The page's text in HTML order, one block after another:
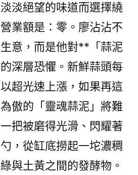
淡絕望的味道而選擇繞
業額是：零。廖沾沾不
意，而是他對**「蒜泥
深層恐懼。新鮮蒜頭每
超光速上漲，如果再這
傲的「靈魂蒜泥」將難
把被磨得光滑、閃耀著
，從缸底撈起一坨濃稠
與土黃之間的發酵物。